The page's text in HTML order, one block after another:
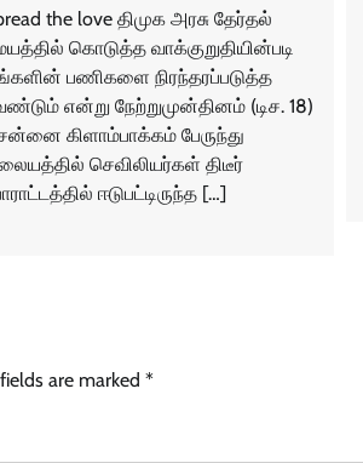
the love திமுக அரசு தேர்தல்
கொடுத்த வாக்குறுதியின்படி
பணிகளை நிரந்தரப்படுத்த
என்று நேற்றுமுன்தினம் (டிச. 18)
கிளாம்பாக்கம் பேருந்து
செவிலியர்கள் திடீர்
ஈடுபட்டிருந்த […]
are marked *